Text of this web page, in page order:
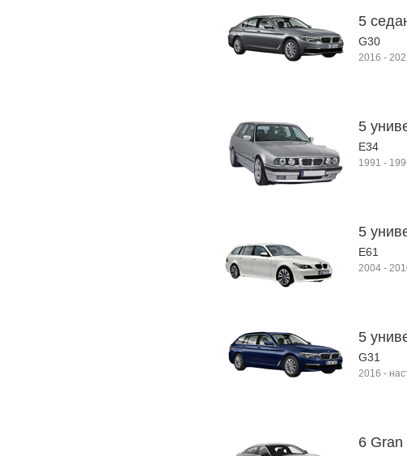
5
G30
2016 -
5
E34
1991 -
5
E61
2004-
5
G31
2016 -
6 Gran